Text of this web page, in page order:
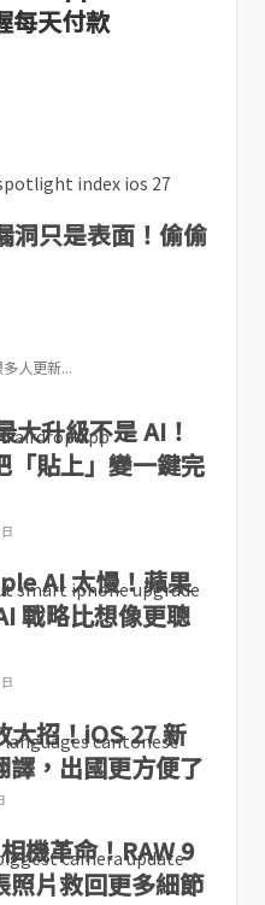
每天付款
洞只是表面！偷偷
人更新...
大升級不是 AI！
「貼上」變一鍵完
AI 太慢！蘋果
戰略比想像更聰
招！iOS 27 新
譯，出國更方便了
機革命！RAW 9
照片救回更多細節